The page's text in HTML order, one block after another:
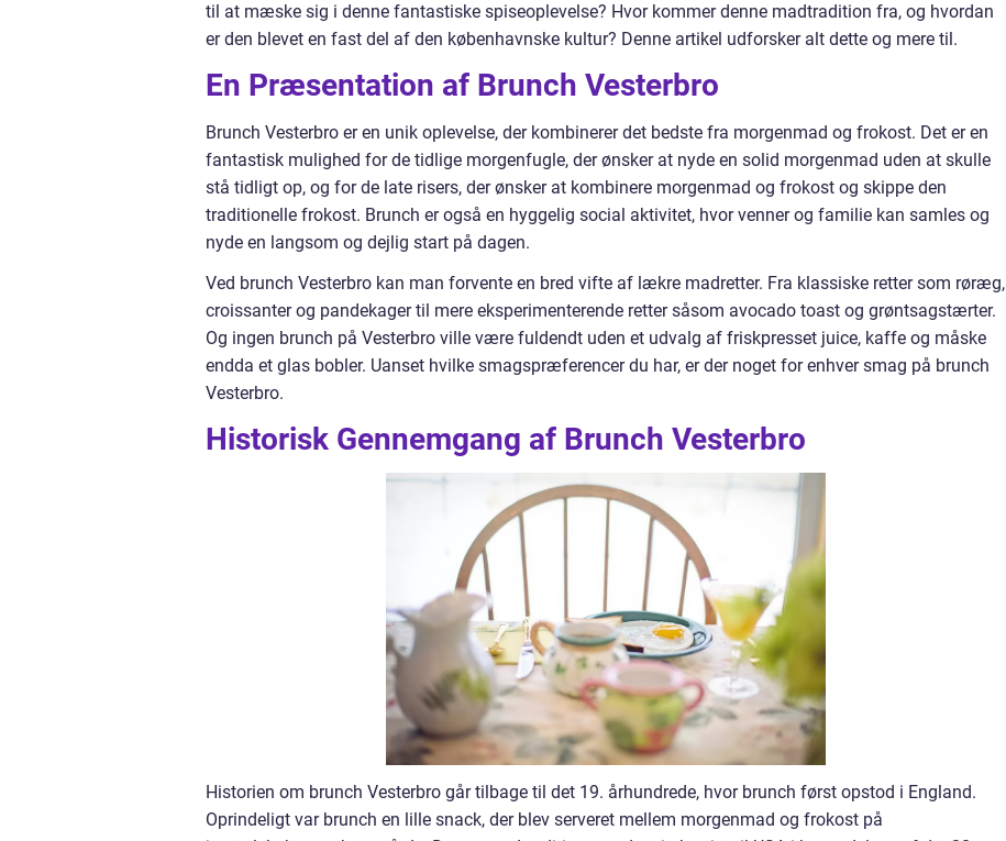
til at mæske sig i denne fantastiske spiseoplevelse? Hvor kommer denne madtradition fra, og hvordan
er den blevet en fast del af den københavnske kultur? Denne artikel udforsker alt dette og mere til.
En Præsentation af Brunch Vesterbro
Brunch Vesterbro er en unik oplevelse, der kombinerer det bedste fra morgenmad og frokost. Det er en
fantastisk mulighed for de tidlige morgenfugle, der ønsker at nyde en solid morgenmad uden at skulle
stå tidligt op, og for de late risers, der ønsker at kombinere morgenmad og frokost og skippe den
traditionelle frokost. Brunch er også en hyggelig social aktivitet, hvor venner og familie kan samles og
nyde en langsom og dejlig start på dagen.
Ved brunch Vesterbro kan man forvente en bred vifte af lækre madretter. Fra klassiske retter som røræg,
croissanter og pandekager til mere eksperimenterende retter såsom avocado toast og grøntsagstærter.
Og ingen brunch på Vesterbro ville være fuldendt uden et udvalg af friskpresset juice, kaffe og måske
endda et glas bobler. Uanset hvilke smagspræferencer du har, er der noget for enhver smag på brunch
Vesterbro.
Historisk Gennemgang af Brunch Vesterbro
Historien om brunch Vesterbro går tilbage til det 19. århundrede, hvor brunch først opstod i England.
Oprindeligt var brunch en lille snack, der blev serveret mellem morgenmad og frokost på